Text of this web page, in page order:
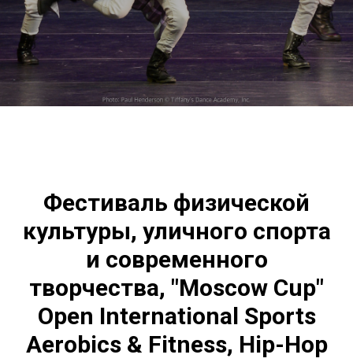
Фестиваль физической
культуры, уличного спорта
и современного
творчества, "Moscow Cup"
Open International Sports
Aerobics & Fitness, Hip-Hop